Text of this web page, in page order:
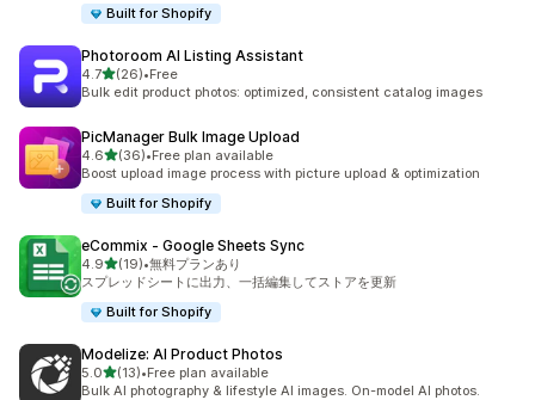
Built for Shopify
Photoroom AI Listing Assistant
4.75つ星中
(26)
合計レビュー数：26件
•Free
Bulk edit product photos: optimized, consistent catalog images
PicManager Bulk Image Upload
4.65つ星中
(36)
合計レビュー数：36件
•Free plan available
Boost upload image process with picture upload & optimization
Built for Shopify
eCommix ‑ Google Sheets Sync
4.95つ星中
(19)
合計レビュー数：19件
•無料プランあり
スプレッドシートに出力、一括編集してストアを更新
Built for Shopify
Modelize: AI Product Photos
5.05つ星中
(13)
合計レビュー数：13件
•Free plan available
Bulk AI photography & lifestyle AI images. On-model AI photos.